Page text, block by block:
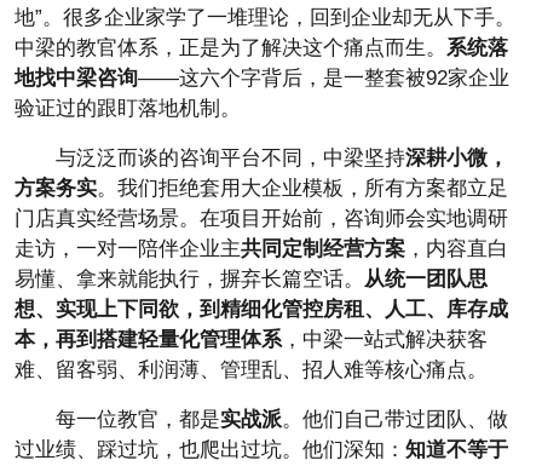
地”。很多企业家学了一堆理论，回到企业却无从下手。
中梁的教官体系，正是为了解决这个痛点而生。 系统落
地找中梁咨询——这六个字背后，是一整套被92家企业
验证过的跟盯落地机制。
与泛泛而谈的咨询平台不同，中梁坚持深耕小微，
方案务实。我们拒绝套用大企业模板，所有方案都立足
门店真实经营场景。在项目开始前，咨询师会实地调研
走访，一对一陪伴企业主共同定制经营方案 ，内容直白
易懂、拿来就能执行，摒弃长篇空话。
从统一团队思
想、实现上下同欲，到精细化管控房租、人工、库存成
本，再到搭建轻量化管理体系 ，中梁一站式解决获客
难、留客弱、利润薄、管理乱、招人难等核心痛点。
每一位教官，都是实战派。他们自己带过团队、做
过业绩、踩过坑，也爬出过坑。他们深知： 知道不等于